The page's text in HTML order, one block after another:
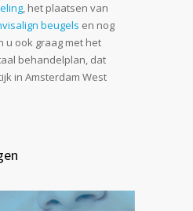
, het plaatsen van
beugels en nog
u ook graag met het
behandelplan, dat
in Amsterdam West